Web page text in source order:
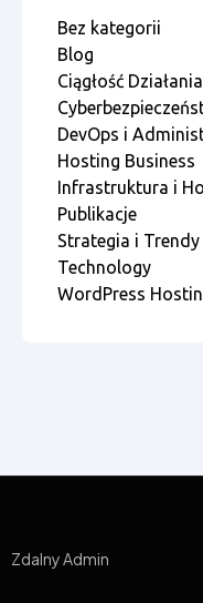
Bez kategorii
Blog
Ciągłość
DevOps i
Hosting Business
Infrastruktura i
Publikacje
Strategia i Trendy
Technology
WordPress
Zdalny Admin